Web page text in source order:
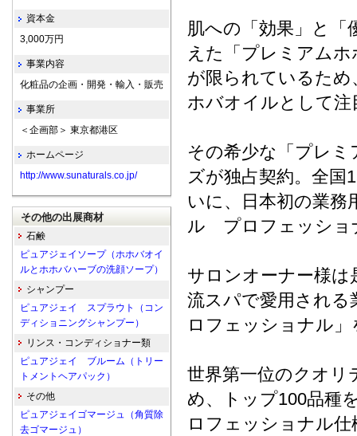
肌への「効果」と「
えた「プレミアム
が限られているため
ホバオイルとして
その希少な「プレ
ズが独占契約。全国
いに、日本初の業
ル プロフェッショ
サロンオーナー様
流スパで愛用され
ロフェッショナル
世界第一位のクオリ
め、トップ100品種
ロフェッショナル
資本金
3,000万円
事業内容
化粧品の企画・開発・輸入・販売
事業所
＜企画部＞ 東京都港区
ホームページ
http://www.sunaturals.co.jp/
その他の出展商材
石鹸
ピュアジェイソープ（ホホバオイ
ルとホホバハーブの洗顔ソープ）
シャンプー
ピュアジェイ スプラウト（コン
ディショニングシャンプー）
リンス・コンディショナー類
ピュアジェイ ブルーム（トリー
トメントヘアパック）
その他
ピュアジェイゴマージュ（角質除
去ゴマージュ）